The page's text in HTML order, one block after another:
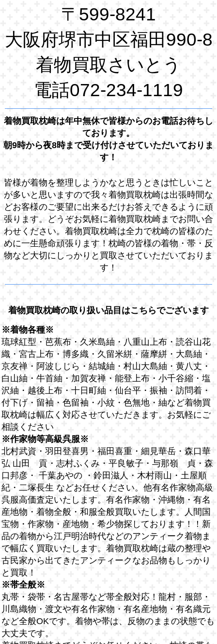
〒599-8241
大阪府堺市中区福田990-8
着物買取さいとう
電話072-234-1119
着物買取枕崎は年中無休で皆様からのお電話お待ちし
ております。
朝9時から夜8時まで受け付けさせていただいておりま
す！
皆様が着物を整理しようかなと思うときは忙しいこと
が多いと思いますので我々着物買取枕崎は出張時間な
どお客様のご要望に出来るだけお答えできるように頑
張ります。どうぞお気軽に着物買取枕崎までお問い合
わせください。着物買取枕崎は全力で枕崎の皆様のた
めに一生懸命頑張ります！枕崎の皆様の着物・帯・反
物など大切にしっかりと買取させていただいておりま
す！
着物買取枕崎の取り扱い品目はこちらでございます
※着物各種※
琉球紅型・芭蕉布・久米島紬・八重山上布・読谷山花
織・宮古上布・博多織・久留米絣・薩摩絣・大島紬・
京友禅・阿波しじら・結城紬・村山大島紬・黄八丈・
白山紬・牛首紬・加賀友禅・能登上布・小千谷縮・塩
沢紬・越後上布・十日町紬・仙台平・振袖・訪問着・
付下げ・留袖・色留袖・小紋・色無地・紬など着物買
取枕崎は幅広く対応させていただきます。お気軽にご
相談ください
※作家物等高級呉服※
北村武資・羽田登喜男・福田喜重・細見華岳・森口華
弘 山田 貢・志村ふくみ・平良敏子・与那嶺 貞・森
口邦彦・ 千葉あやの ・鈴田滋人・木村雨山・土屋順
紀・二塚長生 などお任せください。他有名作家物高級
呉服高価査定いたします。有名作家物・沖縄物・有名
産地物・着物全般・和服全般買取いたします。人間国
宝物・作家物・産地物・希少物探しております！！新
品の着物から江戸明治時代などのアンティーク着物ま
で幅広く買取いたします。着物買取枕崎は蔵の整理や
古民家から出てきたアンティークなお品物もしっかり
と買取！
※帯全般※
丸帯・袋帯・名古屋帯など帯全般対応！龍村・服部・
川島織物・渡文や有名作家物・有名産地物・有名織元
など全般OKです。着物や帯は、反物のままの状態でも
大丈夫です。